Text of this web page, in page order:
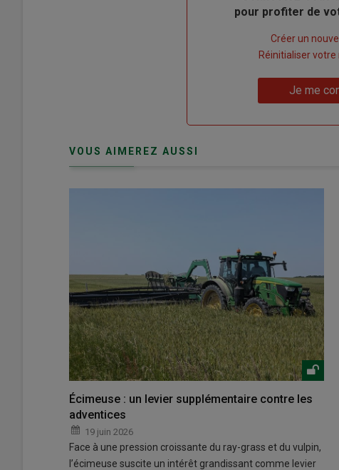
pour profiter de
compte"
Créer un
Réinitialiser
Je me
VOUS AIMEREZ AUSSI
Écimeuse : un levier supplémentaire contre les
adventices
19 juin 2026
Face à une pression croissante du ray-grass et du vulpin,
l’écimeuse suscite un intérêt grandissant comme levier